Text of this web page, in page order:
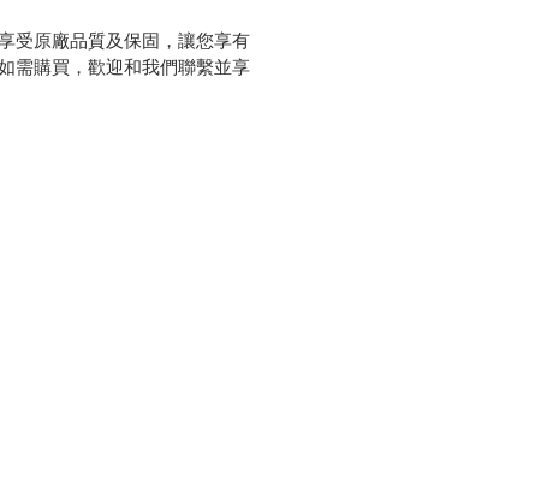
受原廠品質及保固，讓您享有
需購買，歡迎和我們聯繫並享